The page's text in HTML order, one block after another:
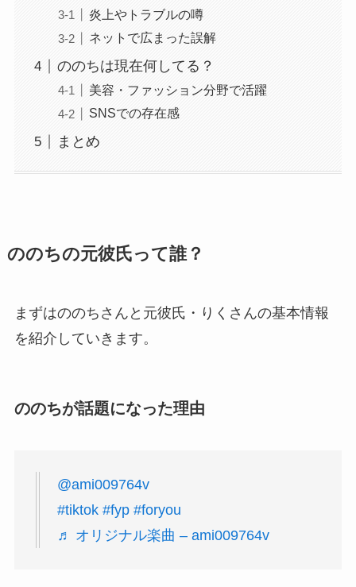
炎上やトラブルの噂
ネットで広まった誤解
ののちは現在何してる？
美容・ファッション分野で活躍
SNSでの存在感
まとめ
ののちの元彼氏って誰？
まずはののちさんと元彼氏・りくさんの基本情報
を紹介していきます。
ののちが話題になった理由
@ami009764v
#tiktok #fyp #foryou
♬ オリジナル楽曲 – ami009764v